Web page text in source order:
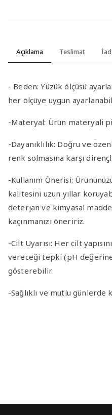
Açıklama Teslimat
- Beden:Yüzük ölçüsü
her ölçüye uygun
-Materyal: Ürün materyali
-Dayanıklılık: Doğru ve
renk solmasına karşı
-Kullanım Önerisi:
kalitesini uzun yıllar
deterjan ve kimyasal
kaçınmanızı öneririz.
-Cilt Uyarısı: Her cilt
vereceği tepki (pH
gösterebilir.
-Sağlıklı ve mutlu günlerde